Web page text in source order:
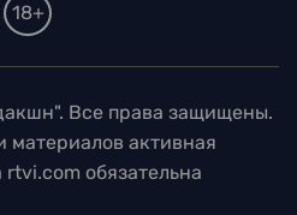
18+
Все права защищены.
материалов активная
обязательна